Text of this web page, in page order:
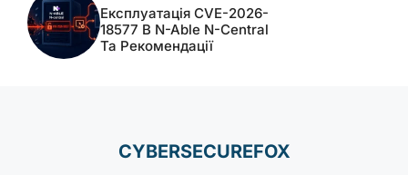
Експлуатація CVE-2026-
18577 В N-Able N-Central
Та Рекомендації
CYBERSECUREFOX